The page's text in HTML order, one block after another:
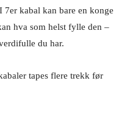
kabal kan bare en konge
hva som helst fylle den –
du har.
tapes flere trekk før